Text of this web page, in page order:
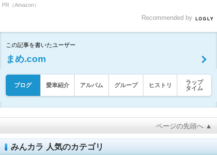
PR（Amazon）
Recommended by
この記事を書いたユーザー
まめ.com
ブログ 愛車紹介 アルバム グループ ヒストリ
ラップ
タイム
ページの先頭へ ▲
みんカラ 人気のカテゴリ